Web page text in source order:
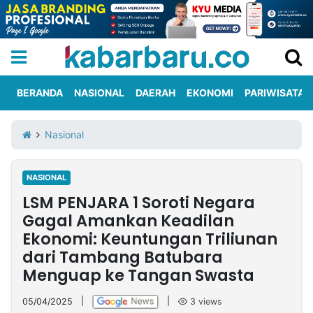
Iklan
Berita
Kami
Nasional
International
Olahraga
Entertainment
Daerah
Pariwisata
Kuliner
Kolom
Network
TREETAN
BERANDA NASIONAL DAERAH EKONOMI PARIWISATA
Nasional
NASIONAL
LSM PENJARA 1 Soroti Negara
Gagal Amankan Keadilan
Ekonomi: Keuntungan Triliunan
dari Tambang Batubara
Menguap ke Tangan Swasta
05/04/2025 3 views